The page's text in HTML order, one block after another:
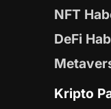
NFT
DeFi
Kripto